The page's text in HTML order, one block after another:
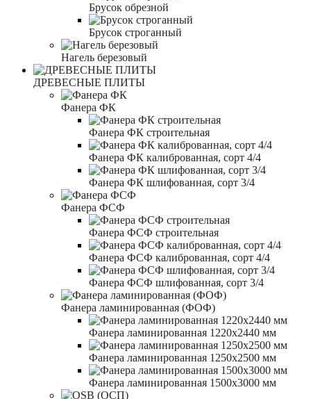
Брусок обрезной
Брусок строганный
Нагель березовый
ДРЕВЕСНЫЕ ПЛИТЫ
Фанера ФК
Фанера ФК строительная
Фанера ФК калиброванная, сорт 4/4
Фанера ФК шлифованная, сорт 3/4
Фанера ФСФ
Фанера ФСФ строительная
Фанера ФСФ калиброванная, сорт 4/4
Фанера ФСФ шлифованная, сорт 3/4
Фанера ламинированная (ФОФ)
Фанера ламинированная 1220x2440 мм
Фанера ламинированная 1250x2500 мм
Фанера ламинированная 1500x3000 мм